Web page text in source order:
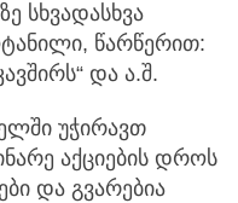
სხვადასხვა
წარწერით:
და ა.შ.
უჭირავთ
აქციების დროს
და გვარებია